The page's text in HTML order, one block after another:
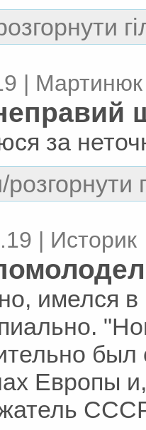
| Мартинюк
за
розгорнути
| Историк
имелся в
Европы